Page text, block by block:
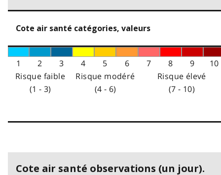
Cote air santé catégories, valeurs
1 2 3 4 5 6 7 8 9
10
Risque faible
(1 - 3)
Risque modéré
(4 - 6)
Risque élevé
(7 - 10)
Cote air santé observations (un jour).